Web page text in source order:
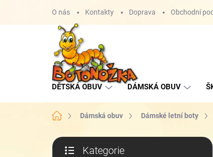
O nás Kontakty Doprava Obchodní
DĚTSKÁ OBUV DÁMSKÁ OBUV
Domů Dámská obuv Dámské letní boty
P
Kategorie